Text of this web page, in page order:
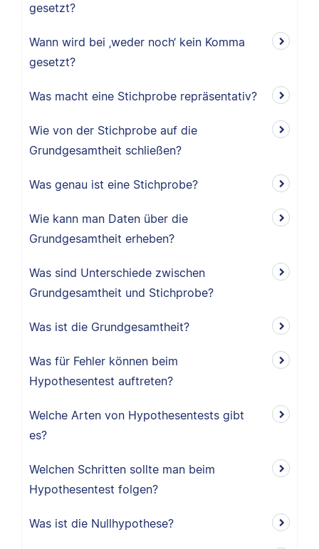
gesetzt?
Wann wird bei ‚weder noch‘ kein Komma
gesetzt?
Was macht eine Stichprobe repräsentativ?
Wie von der Stichprobe auf die
Grundgesamtheit schließen?
Was genau ist eine Stichprobe?
Wie kann man Daten über die
Grundgesamtheit erheben?
Was sind Unterschiede zwischen
Grundgesamtheit und Stichprobe?
Was ist die Grundgesamtheit?
Was für Fehler können beim
Hypothesentest auftreten?
Welche Arten von Hypothesentests gibt
es?
Welchen Schritten sollte man beim
Hypothesentest folgen?
Was ist die Nullhypothese?